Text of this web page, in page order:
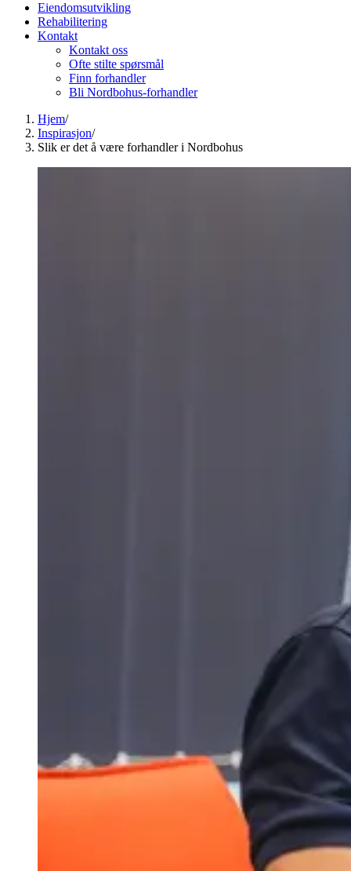
Eiendomsutvikling
Rehabilitering
Kontakt
Kontakt oss
Ofte stilte spørsmål
Finn forhandler
Bli Nordbohus-forhandler
Hjem/
Inspirasjon/
Slik er det å være forhandler i Nordbohus